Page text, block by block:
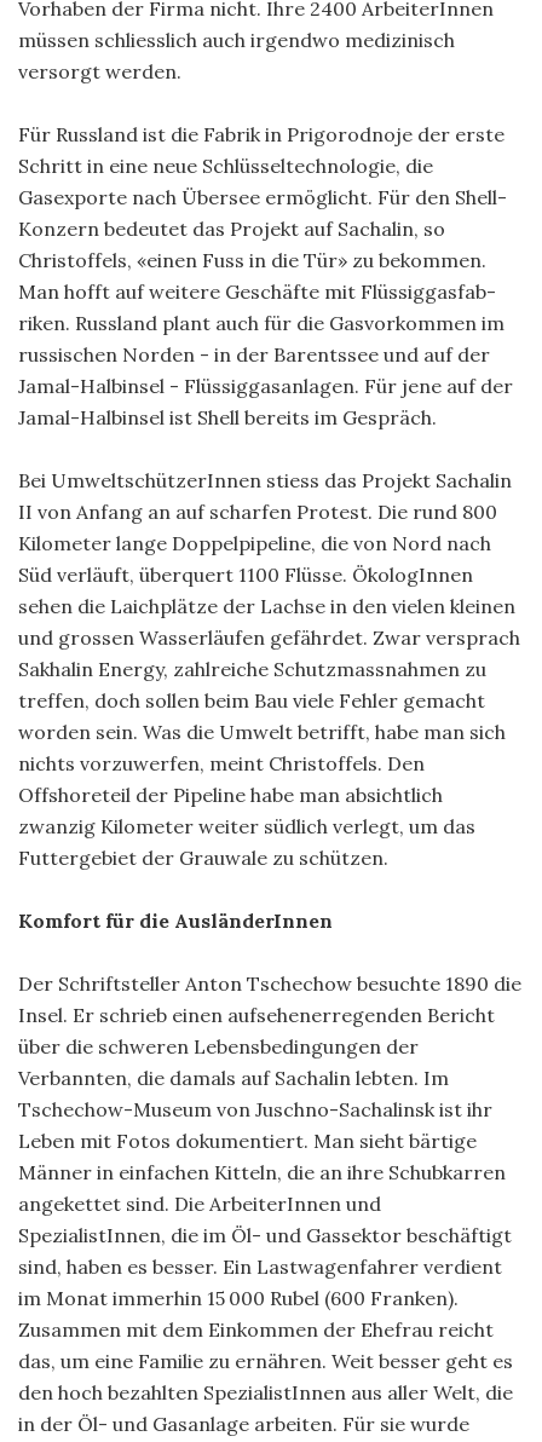
Vorhaben der Firma nicht. Ihre 2400 ArbeiterInnen
müssen schliesslich auch irgendwo medizinisch
versorgt werden.
Für Russland ist die Fabrik in Prigorodnoje der erste
Schritt in eine neue Schlüsseltechnologie, die
Gasexporte nach Übersee ermöglicht. Für den Shell-
Konzern bedeutet das Projekt auf Sachalin, so
Christoffels, «einen Fuss in die Tür» zu ­bekommen.
Man hofft auf weitere Geschäfte mit Flüssiggasfab­
riken. Russland plant auch für die Gasvorkommen im
russischen Norden - in der Barentssee und auf der
Jamal-Halbinsel - Flüssiggasanlagen. Für jene auf der
Jamal-Halbinsel ist Shell bereits im Gespräch.
Bei UmweltschützerInnen stiess das Projekt Sachalin
II von Anfang an auf scharfen Protest. Die rund 800
Kilometer lange Doppelpipeline, die von Nord nach
Süd verläuft, überquert 1100 Flüsse. ÖkologInnen
sehen die Laichplätze der Lachse in den vielen kleinen
und grossen Wasserläufen gefährdet. Zwar versprach
Sakhalin Energy, zahlreiche Schutzmassnahmen zu
treffen, doch sollen beim Bau viele Fehler gemacht
worden sein. Was die Umwelt betrifft, habe man sich
nichts vorzuwerfen, meint Christoffels. Den
Offshoreteil der Pipeline habe man absichtlich
zwanzig Kilometer weiter südlich verlegt, um das
Futtergebiet der Grauwale zu schützen.
Komfort für die AusländerInnen
Der Schriftsteller Anton Tschechow besuchte 1890 die
Insel. Er schrieb einen aufsehenerregenden Bericht
über die schweren Lebensbedingungen der
Verbannten, die damals auf Sachalin lebten. Im
Tschechow-Museum von Juschno-Sachalinsk ist ihr
Leben mit Fotos dokumentiert. Man sieht bärtige
Männer in einfachen Kitteln, die an ihre Schubkarren
angekettet sind. Die ArbeiterInnen und
SpezialistInnen, die im Öl- und Gassektor beschäftigt
sind, haben es besser. Ein Lastwagenfahrer verdient
im Monat immerhin 15 000 Rubel (600 Franken).
Zusammen mit dem Einkommen der Ehefrau reicht
das, um eine Familie zu ernähren. Weit besser geht es
den hoch bezahlten SpezialistInnen aus aller Welt, die
in der Öl- und Gasanlage arbeiten. Für sie wurde